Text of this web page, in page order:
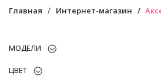
Главная Интернет-магазин
МОДЕЛИ
ЦВЕТ